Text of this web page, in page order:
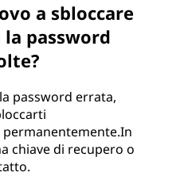
a sbloccare
password
password errata,
chiave di recupero o